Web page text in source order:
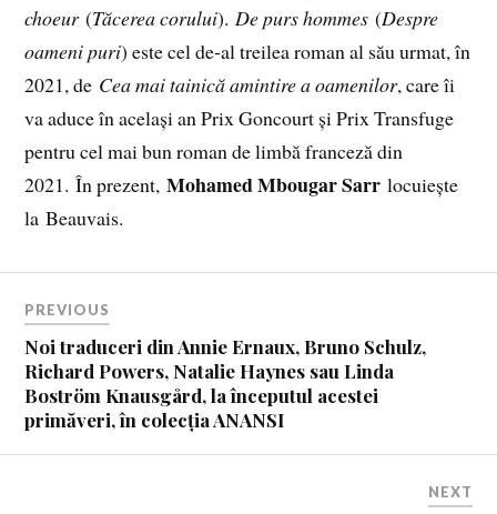
choeur(Tăcerea corului).De purs hommes (Despre
oameni puri) este cel de-al treilea roman al său urmat, în
2021, de Cea mai tainică amintire a oamenilor, care îi
va aduce în același an Prix Goncourt și Prix Transfuge
pentru cel mai bun roman de limbă franceză din
2021. În prezent,Mohamed Mbougar Sarrlocuiește
la Beauvais.
PREVIOUS
Noi traduceri din Annie Ernaux, Bruno Schulz,
Richard Powers, Natalie Haynes sau Linda
Boström Knausgård, la începutul acestei
primăveri, în colecția ANANSI
NEXT